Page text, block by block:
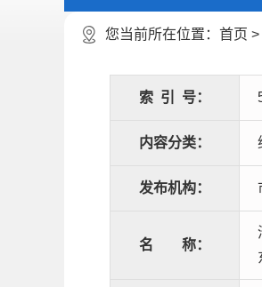
您当前所在位置： 首页 >
索 引 号：
内容分类：
发布机构：
名 称：